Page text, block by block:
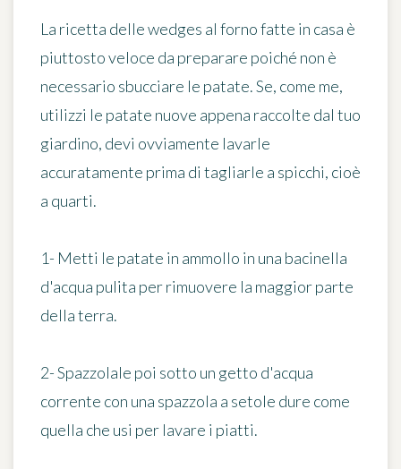
La ricetta delle wedges al forno fatte in casa è
piuttosto veloce da preparare poiché non è
necessario sbucciare le patate. Se, come me,
utilizzi le patate nuove appena raccolte dal tuo
giardino, devi ovviamente lavarle
accuratamente prima di tagliarle a spicchi, cioè
a quarti.
1- Metti le patate in ammollo in una bacinella
d'acqua pulita per rimuovere la maggior parte
della terra.
2- Spazzolale poi sotto un getto d'acqua
corrente con una spazzola a setole dure come
quella che usi per lavare i piatti.